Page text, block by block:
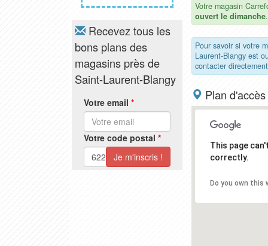
Recevez tous les
bons plans des
magasins près de
Saint-Laurent-Blangy
Votre email *
Votre code postal *
Votre magasin
ouvert le dimanche.
Pour savoir si votre
Laurent-Blangy est
contacter
Plan d'accès
This page
correctly.
Do you own this